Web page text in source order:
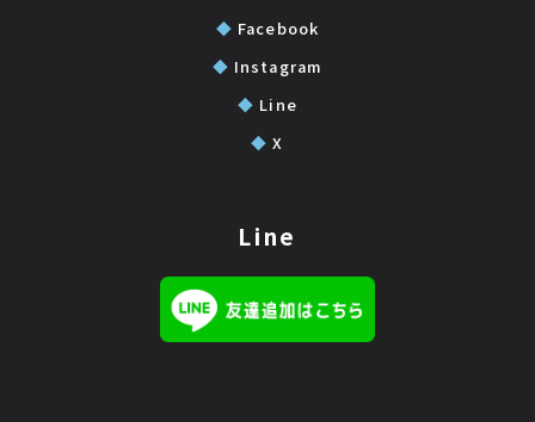
◆ Facebook
◆ Instagram
◆ Line
◆ X
Line